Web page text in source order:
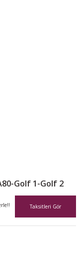
Golf 1-Golf 2
Taksitleri Gör